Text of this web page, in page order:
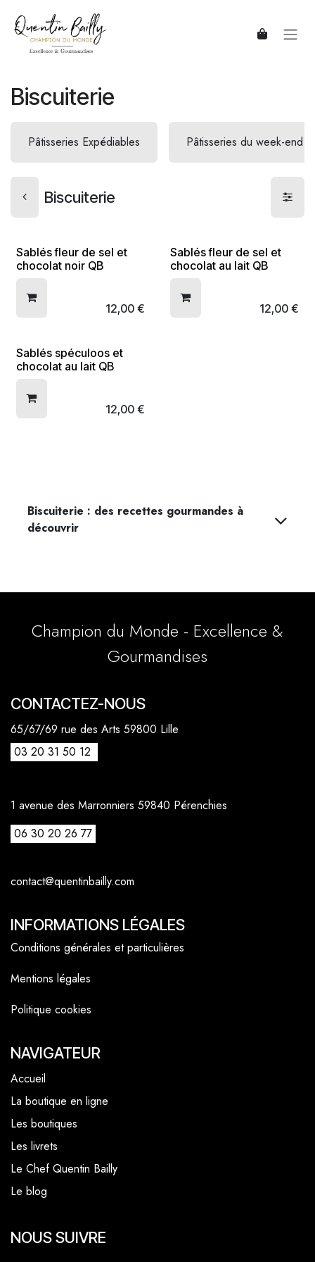
Biscuiterie
Pâtisseries Expédiables Pâtisseries du week-end
Biscuiterie
Sablés fleur de sel et
chocolat noir QB
12,00 €
Sablés fleur de sel et
chocolat au lait QB
12,00 €
Sablés spéculoos et
chocolat au lait QB
12,00 €
Biscuiterie : des recettes gourmandes à
découvrir
CONTACTEZ-NOUS
65/67/69 rue des Arts 59800 Lille
03 20 31 50 12
1 avenue des Marronniers 59840 Pérenchies
06 30 20 26 77
contact@quentinbailly.com
NOUS SUIVRE
Champion du Monde - Excellence &
Gourmandises
INFORMATIONS LÉGALES
Conditions générales et particulières
Mentions légales
Politique cookies
NAVIGATEUR
Accueil
La boutique en ligne
Les boutiques
Les livrets
Le Chef Quentin Bailly
Le blog